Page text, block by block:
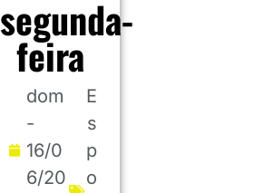
segunda-
feira
dom
-
16/0
6/20
E
s
p
o